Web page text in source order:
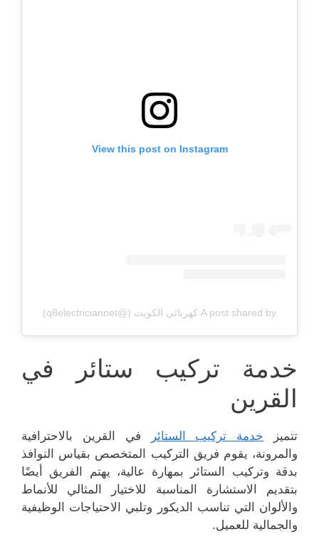
View this post on Instagram
A post shared by كهربائي الكويت (@q8electriciannet)
خدمة تركيب ستائر في
القرين
تتميز خدمة تركيب الستائر
في القرين بالاحترافية
والمرونة، يقوم فريق التركيب المتخصص بقياس النوافذ
بدقة وتركيب الستائر بمهارة عالية، يهتم الفريق أيضًا
بتقديم الاستشارة المناسبة للاختيار المثالي للأنماط
والألوان التي تناسب الديكور وتلبي الاحتياجات الوظيفية
والجمالية للعميل.